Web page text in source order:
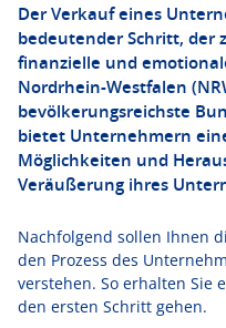
Der Verkauf eines
bedeutender Schritt, der
finanzielle und
Nordrhein-Westfalen
bevölkerungsreichste
bietet Unternehmern
Möglichkeiten und
Veräußerung ihres
Nachfolgend sollen Ihnen
den Prozess des
verstehen. So erhalten Sie
den ersten Schritt gehen.